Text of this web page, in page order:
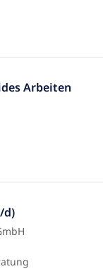
Arbeiten
d)